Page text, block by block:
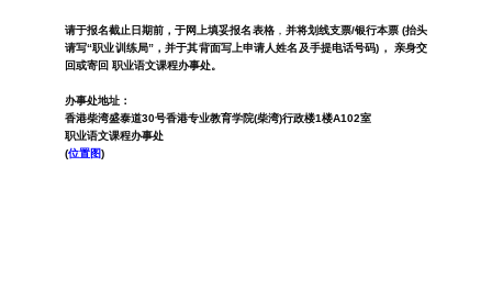
请于报名截止日期前，于网上填妥报名表格， 并将划线支票/银行本票 (抬头
请写“职业训练局”，并于其背面写上申请人姓名及手提电话号码)， 亲身交
回或寄回 职业语文课程办事处。
办事处地址：
香港柴湾盛泰道30号香港专业教育学院(柴湾)行政楼1楼A102室
职业语文课程办事处
(位置图)